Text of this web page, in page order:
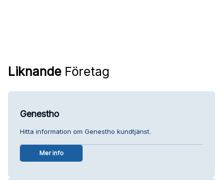
Liknande Företag
Genestho
Hitta information om Genestho kundtjänst.
Mer info